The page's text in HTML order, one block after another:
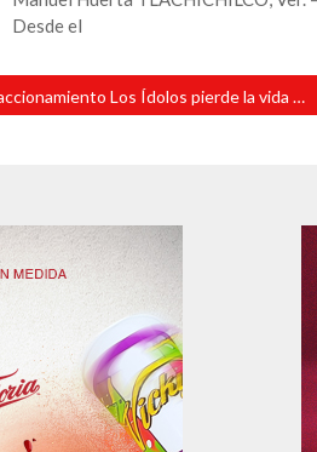
Desde el
Vecino del fraccionamiento Los Ídolos pierde la vida trágicamente